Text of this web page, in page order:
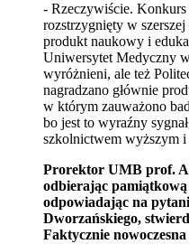
- Rzeczywiście. Konkurs
rozstrzygnięty w
produkt naukowy i
Uniwersytet Medyczny
wyróżnieni, ale też
nagradzano głównie
w którym zauważono
bo jest to wyraźny
szkolnictwem wyższym
Prorektor UMB prof.
odbierając pamiątkową
odpowiadając na
Dworzańskiego,
Faktycznie